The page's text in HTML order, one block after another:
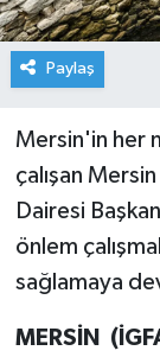
Paylaş
Mersin'in her
çalışan
Dairesi
önlem
sağlamaya
MERSİN